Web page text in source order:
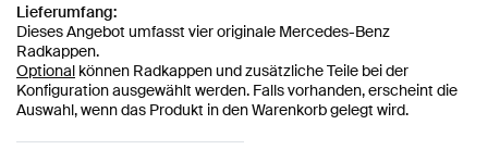
Lieferumfang:
Dieses Angebot umfasst vier originale Mercedes-Benz
Radkappen.
Optional können Radkappen und zusätzliche Teile bei der
Konfiguration ausgewählt werden. Falls vorhanden, erscheint die
Auswahl, wenn das Produkt in den Warenkorb gelegt wird.